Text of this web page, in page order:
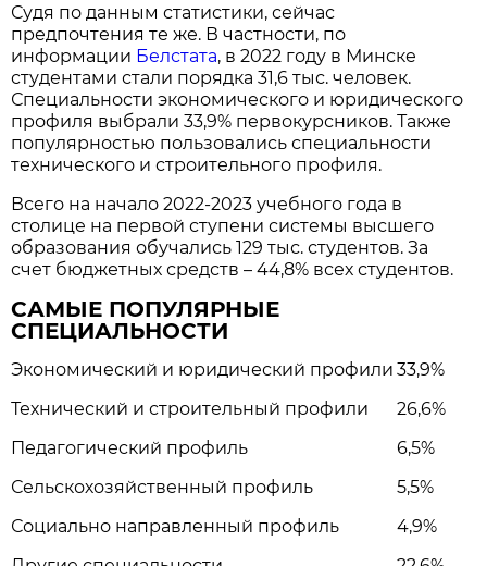
Судя по данным статистики, сейчас
предпочтения те же. В частности, по
информации Белстата, в 2022 году в Минске
студентами стали порядка 31,6 тыс. человек.
Специальности экономического и юридического
профиля выбрали 33,9% первокурсников. Также
популярностью пользовались специальности
технического и строительного профиля.
Всего на начало 2022-2023 учебного года в
столице на первой ступени системы высшего
образования обучались 129 тыс. студентов. За
счет бюджетных средств – 44,8% всех студентов.
САМЫЕ ПОПУЛЯРНЫЕ
СПЕЦИАЛЬНОСТИ
Экономический и юридический профили 33,9%
Технический и строительный профили
26,6%
Педагогический профиль
6,5%
Сельскохозяйственный профиль
5,5%
Социально направленный профиль
4,9%